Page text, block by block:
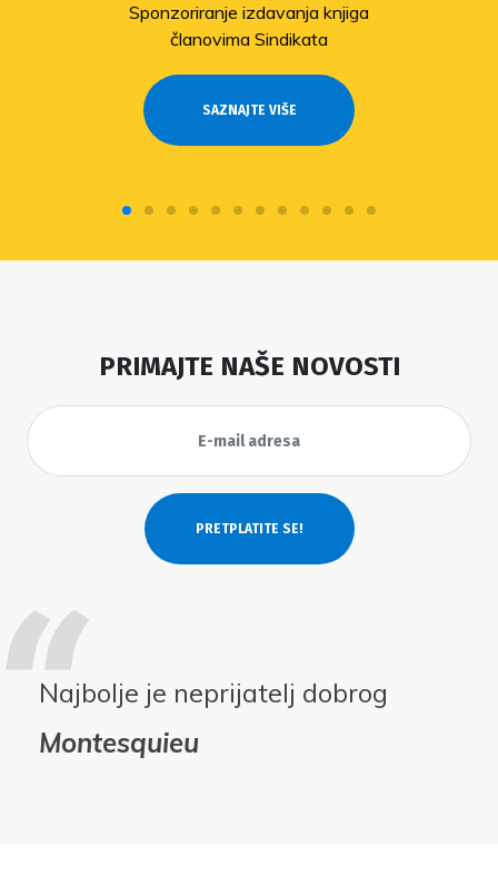
Sponzoriranje izdavanja knjiga
članovima Sindikata
SAZNAJTE VIŠE
PRIMAJTE NAŠE NOVOSTI
Najbolje je neprijatelj dobrog
Montesquieu